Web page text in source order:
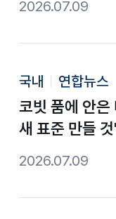
2026.07.09
국내 연합뉴스
코빗 품에 안
새 표준 만들
2026.07.09